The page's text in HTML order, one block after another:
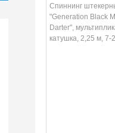
Minnow Darter",
2,25 м, 7-28 г
Спиннинг
"Generation Black
Darter",
катушка, 2,25 м, 7-